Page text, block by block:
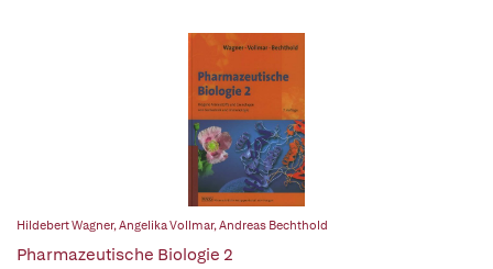
Hildebert Wagner,Angelika Vollmar,Andreas Bechthold
Pharmazeutische Biologie 2